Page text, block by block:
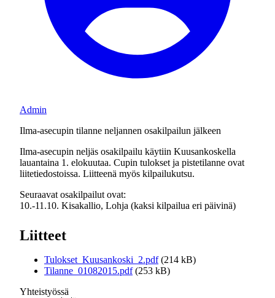
Admin
Ilma-asecupin tilanne neljannen osakilpailun jälkeen
Ilma-asecupin neljäs osakilpailu käytiin Kuusankoskella
lauantaina 1. elokuutaa. Cupin tulokset ja pistetilanne ovat
liitetiedostoissa. Liitteenä myös kilpailukutsu.
Seuraavat osakilpailut ovat:
10.-11.10. Kisakallio, Lohja (kaksi kilpailua eri päivinä)
Liitteet
Tulokset_Kuusankoski_2.pdf (214 kB)
Tilanne_01082015.pdf (253 kB)
Yhteistyössä